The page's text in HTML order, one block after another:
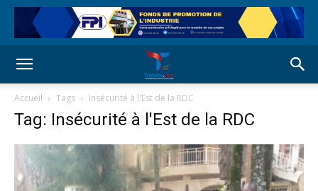
Accueil Tags Insécurité à l'Est de la RDC
Tag: Insécurité à l'Est de la RDC